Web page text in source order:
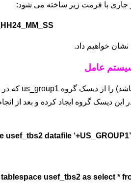
جاری با فرمت زیر ساخته می شود:
این دیسک گروه ایجاد کرده و بعد از
usef_tbs2 datafile
usef_tbs2 as select *